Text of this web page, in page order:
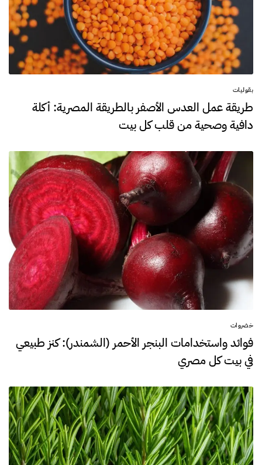
بقوليات
طريقة عمل العدس الأصفر بالطريقة المصرية: أكلة
دافية وصحية من قلب كل بيت
خضروات
فوائد واستخدامات البنجر الأحمر (الشمندر): كنز طبيعي
في بيت كل مصري